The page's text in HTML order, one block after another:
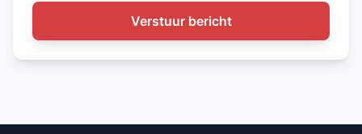
Verstuur bericht